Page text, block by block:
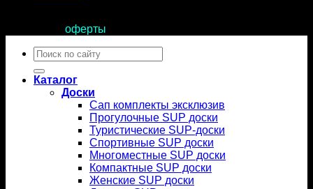
оферты
Искать:
Каталог
Доски
Сап комплекты эксклюзив
Прогулочные SUP доски
Туристические SUP-доски
Спортивные SUP доски
Многоместные SUP доски
Компактные SUP доски
Женские SUP доски